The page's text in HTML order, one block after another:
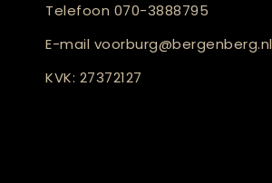
Telefoon 070-3888795
E-mail voorburg@bergenberg.nl
KVK: 27372127